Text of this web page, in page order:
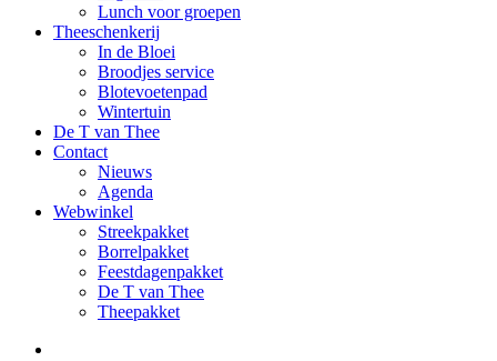
Lunch voor groepen
Theeschenkerij
In de Bloei
Broodjes service
Blotevoetenpad
Wintertuin
De T van Thee
Contact
Nieuws
Agenda
Webwinkel
Streekpakket
Borrelpakket
Feestdagenpakket
De T van Thee
Theepakket